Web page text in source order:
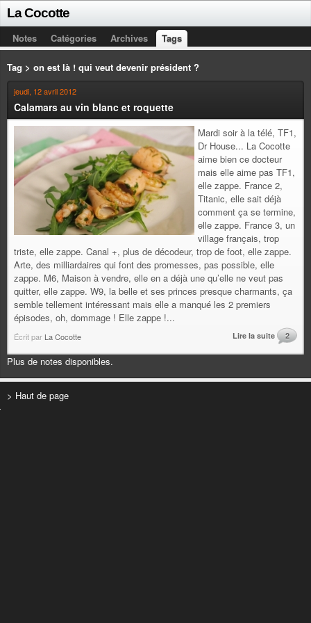
La Cocotte
Notes Catégories Archives Tags
Tag > on est là ! qui veut devenir président ?
jeudi, 12 avril 2012
Calamars au vin blanc et roquette
Mardi soir à la télé, TF1,
Dr House... La Cocotte
aime bien ce docteur
mais elle aime pas TF1,
elle zappe. France 2,
Titanic, elle sait déjà
comment ça se termine,
elle zappe. France 3, un
village français, trop
triste, elle zappe. Canal +, plus de décodeur, trop de foot, elle zappe.
Arte, des milliardaires qui font des promesses, pas possible, elle
zappe. M6, Maison à vendre, elle en a déjà une qu’elle ne veut pas
quitter, elle zappe. W9, la belle et ses princes presque charmants, ça
semble tellement intéressant mais elle a manqué les 2 premiers
épisodes, oh, dommage ! Elle zappe !...
Écrit par La Cocotte Lire la suite 2
Plus de notes disponibles.
> Haut de page